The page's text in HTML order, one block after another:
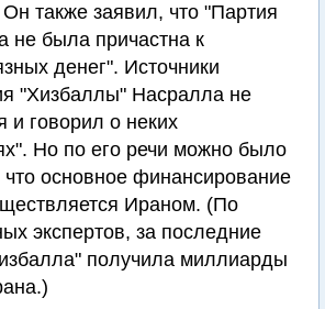
Он также заявил, что "Партия
не была причастна к
денег". Источники
"Хизбаллы" Насралла не
и говорил о неких
Но по его речи можно было
основное финансирование
Ираном. (По
экспертов, за последние
получила миллиарды